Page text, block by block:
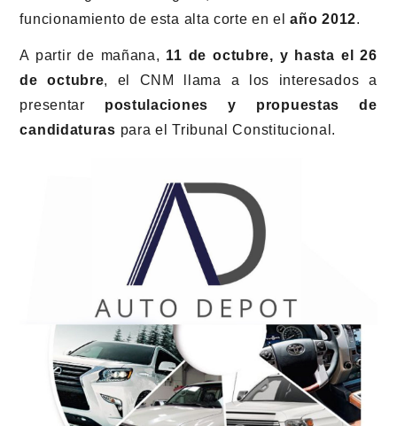
funcionamiento de esta alta corte en elaño 2012.
A partir de mañana, 11 de octubre, y hasta el 26
de octubre, el CNM llama a los interesados a
presentar postulaciones y propuestas de
candidaturas para el Tribunal Constitucional.